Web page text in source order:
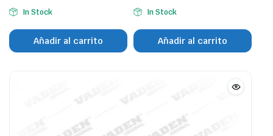
In Stock
Añadir al carrito
In Stock
Añadir al carrito